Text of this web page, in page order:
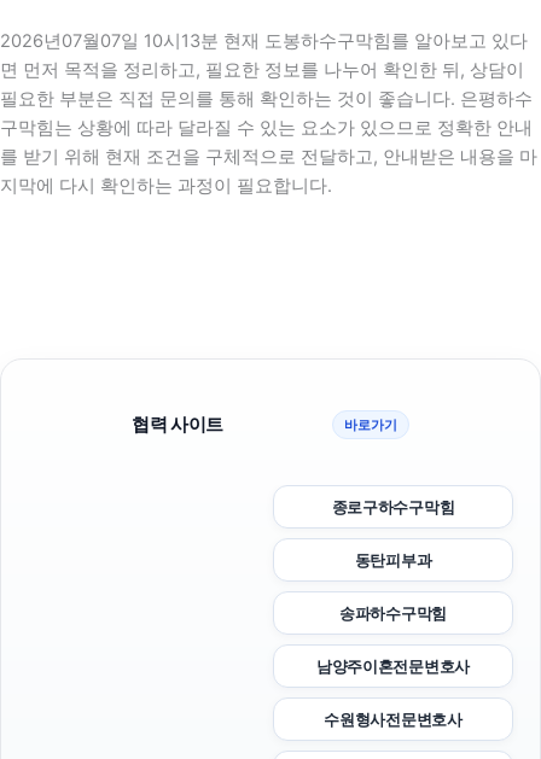
2026년07월07일 10시13분 현재 도봉하수구막힘를 알아보고 있다
면 먼저 목적을 정리하고, 필요한 정보를 나누어 확인한 뒤, 상담이
필요한 부분은 직접 문의를 통해 확인하는 것이 좋습니다. 은평하수
구막힘는 상황에 따라 달라질 수 있는 요소가 있으므로 정확한 안내
를 받기 위해 현재 조건을 구체적으로 전달하고, 안내받은 내용을 마
지막에 다시 확인하는 과정이 필요합니다.
협력 사이트 바로가기
종로구하수구막힘
동탄피부과
송파하수구막힘
남양주이혼전문변호사
수원형사전문변호사